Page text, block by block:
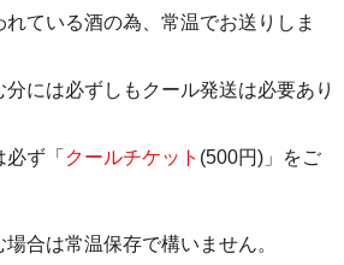
ている酒の為、常温でお送りしま
には必ずしもクール発送は必要あり
ず「 クールチケット (500円)」をご
合は常温保存で構いません。